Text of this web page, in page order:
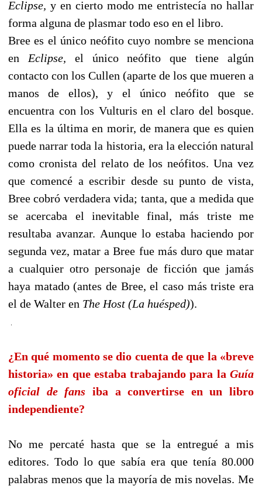
Eclipse, y en cierto modo me entristecía no hallar
forma alguna de plasmar todo eso en el libro.
Bree es el único neófito cuyo nombre se menciona
en Eclipse, el único neófito que tiene algún
contacto con los Cullen (aparte de los que mueren a
manos de ellos), y el único neófito que se
encuentra con los Vulturis en el claro del bosque.
Ella es la última en morir, de manera que es quien
puede narrar toda la historia, era la elección natural
como cronista del relato de los neófitos. Una vez
que comencé a escribir desde su punto de vista,
Bree cobró verdadera vida; tanta, que a medida que
se acercaba el inevitable final, más triste me
resultaba avanzar. Aunque lo estaba haciendo por
segunda vez, matar a Bree fue más duro que matar
a cualquier otro personaje de ficción que jamás
haya matado (antes de Bree, el caso más triste era
el de Walter en The Host (La huésped)).
¿En qué momento se dio cuenta de que la «breve
historia» en que estaba trabajando para la Guía
oficial de fans iba a convertirse en un libro
independiente?
No me percaté hasta que se la entregué a mis
editores. Todo lo que sabía era que tenía 80.000
palabras menos que la mayoría de mis novelas. Me